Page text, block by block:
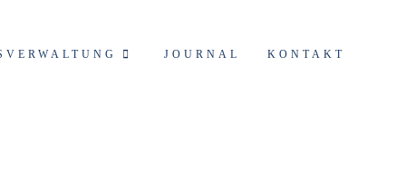
JOURNAL KONTAKT